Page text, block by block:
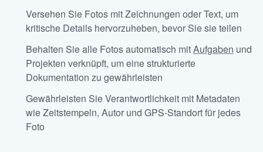
Versehen Sie Fotos mit Zeichnungen oder Text, um
kritische Details hervorzuheben, bevor Sie sie teilen
Behalten Sie alle Fotos automatisch mitAufgaben und
Projekten verknüpft, um eine strukturierte
Dokumentation zu gewährleisten
Gewährleisten Sie Verantwortlichkeit mit Metadaten
wie Zeitstempeln, Autor und GPS-Standort für jedes
Foto